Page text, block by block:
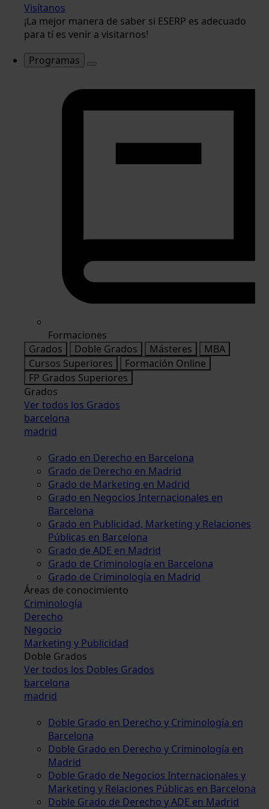
Visítanos
¡La mejor manera de saber si ESERP es adecuado
para tí es venir a visitarnos!
Programas
Formaciones
Grados
Doble Grados Másteres
MBA
Cursos Superiores
Formación Online
FP Grados Superiores
Grados
Ver todos los Grados
barcelona
madrid
Grado en Derecho en Barcelona
Grado de Derecho en Madrid
Grado de Marketing en Madrid
Grado en Negocios Internacionales en
Barcelona
Grado en Publicidad, Marketing y Relaciones
Públicas en Barcelona
Grado de ADE en Madrid
Grado de Criminología en Barcelona
Grado de Criminología en Madrid
Áreas de conocimiento
Criminología
Derecho
Negocio
Marketing y Publicidad
Doble Grados
Ver todos los Dobles Grados
barcelona
madrid
Doble Grado en Derecho y Criminología en
Barcelona
Doble Grado en Derecho y Criminología en
Madrid
Doble Grado de Negocios Internacionales y
Marketing y Relaciones Públicas en Barcelona
Doble Grado de Derecho y ADE en Madrid